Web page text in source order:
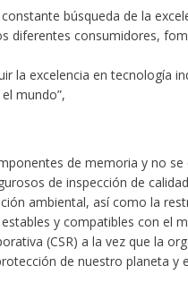
búsqueda de la
diferentes consumidores,
la excelencia en tecnología
mundo”,
de memoria y no
de inspección de
ambiental, así como la
y compatibles con el
(CSR) a la vez que la
de nuestro planeta y